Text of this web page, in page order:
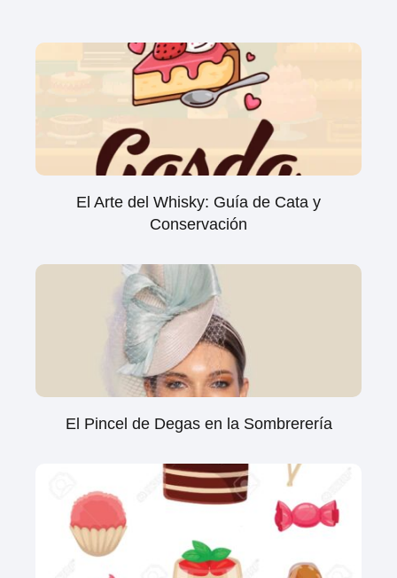
El Arte del Whisky: Guía de Cata y
Conservación
El Pincel de Degas en la Sombrerería